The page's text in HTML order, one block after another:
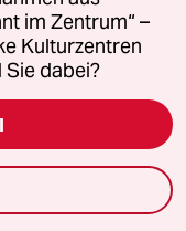
meinem DNS
DNS over
gröber
im Zentrum“ –
Kulturzentren
dabei?